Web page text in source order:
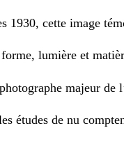
1930, cette image
lumière et
majeur de
études de nu